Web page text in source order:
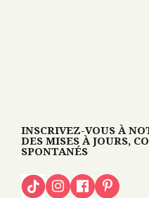
INSCRIVEZ-VOUS À
DES MISES À JOURS,
SPONTANÉS